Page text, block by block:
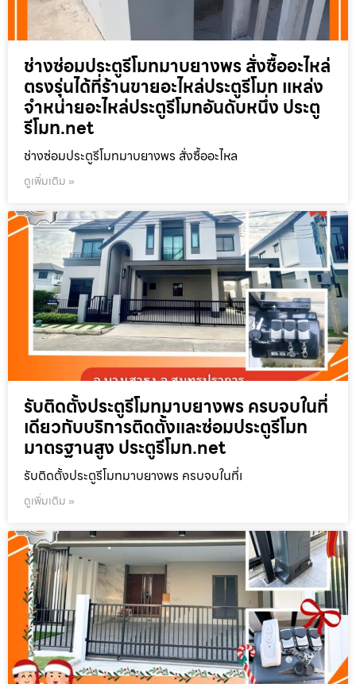
ช่างซ่อมประตูรีโมทมาบยางพร สั่งซื้ออะไหล่
ตรงรุ่นได้ที่ร้านขายอะไหล่ประตูรีโมท แหล่ง
จำหน่ายอะไหล่ประตูรีโมทอันดับหนึ่ง ประตู
รีโมท.net
ช่างซ่อมประตูรีโมทมาบยางพร สั่งซื้ออะไหล
ดูเพิ่มเติม »
รับติดตั้งประตูรีโมทมาบยางพร ครบจบในที่
เดียวกับบริการติดตั้งและซ่อมประตูรีโมท
มาตรฐานสูง ประตูรีโมท.net
รับติดตั้งประตูรีโมทมาบยางพร ครบจบในที่เ
ดูเพิ่มเติม »